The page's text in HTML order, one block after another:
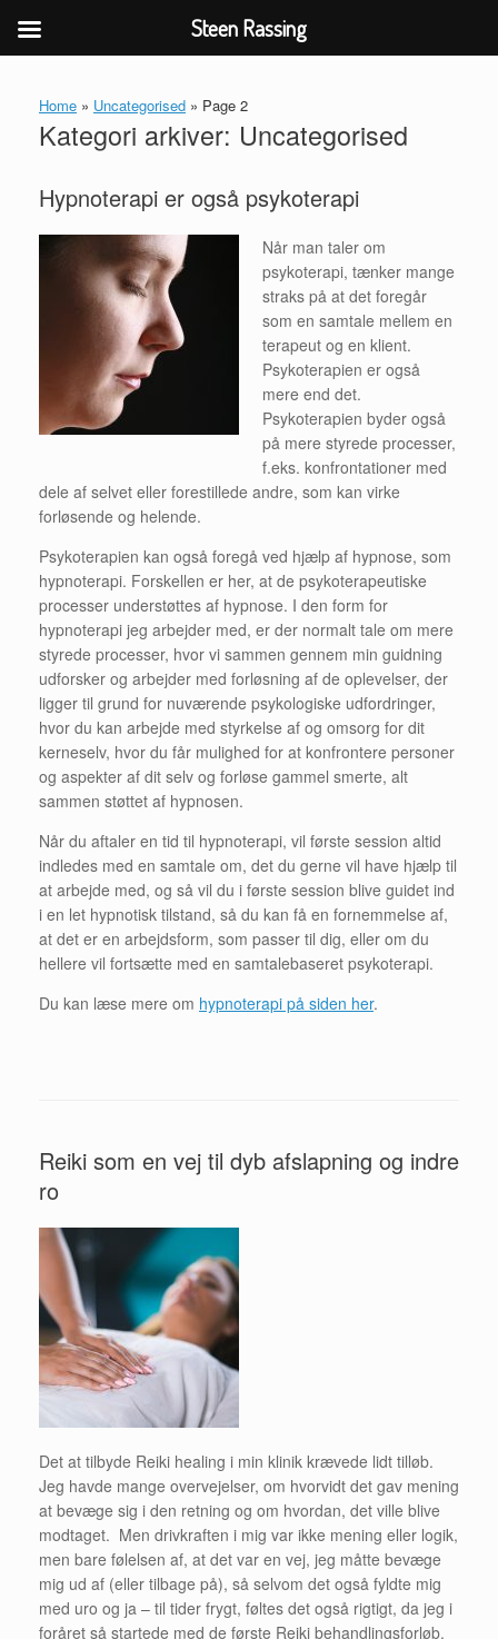
indholdHome » Uncategorised » Page 2
Kategori arkiver: Uncategorised
Hypnoterapi er også psykoterapi
Når man taler om
psykoterapi, tænker mange
straks på at det foregår
som en samtale mellem en
terapeut og en klient.
Psykoterapien er også
mere end det.
Psykoterapien byder også
på mere styrede processer,
f.eks. konfrontationer med
dele af selvet eller forestillede andre, som kan virke
forløsende og helende.
Psykoterapien kan også foregå ved hjælp af hypnose, som
hypnoterapi. Forskellen er her, at de psykoterapeutiske
processer understøttes af hypnose. I den form for
hypnoterapi jeg arbejder med, er der normalt tale om mere
styrede processer, hvor vi sammen gennem min guidning
udforsker og arbejder med forløsning af de oplevelser, der
ligger til grund for nuværende psykologiske udfordringer,
hvor du kan arbejde med styrkelse af og omsorg for dit
kerneselv, hvor du får mulighed for at konfrontere personer
og aspekter af dit selv og forløse gammel smerte, alt
sammen støttet af hypnosen.
Når du aftaler en tid til hypnoterapi, vil første session altid
indledes med en samtale om, det du gerne vil have hjælp til
at arbejde med, og så vil du i første session blive guidet ind
i en let hypnotisk tilstand, så du kan få en fornemmelse af,
at det er en arbejdsform, som passer til dig, eller om du
hellere vil fortsætte med en samtalebaseret psykoterapi.
Du kan læse mere om hypnoterapi på siden her.
Reiki som en vej til dyb afslapning og indre
ro
Det at tilbyde Reiki healing i min klinik krævede lidt tilløb.
Jeg havde mange overvejelser, om hvorvidt det gav mening
at bevæge sig i den retning og om hvordan, det ville blive
modtaget. Men drivkraften i mig var ikke mening eller logik,
men bare følelsen af, at det var en vej, jeg måtte bevæge
mig ud af (eller tilbage på), så selvom det også fyldte mig
med uro og ja – til tider frygt, føltes det også rigtigt, da jeg i
foråret så startede med de første Reiki behandlingsforløb.
Steen Rassing